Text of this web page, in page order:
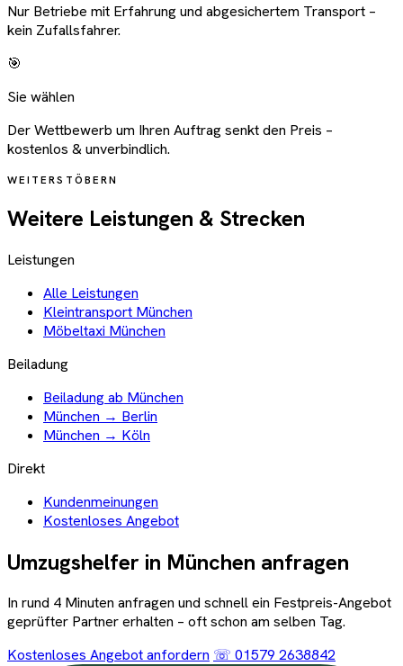
Nur Betriebe mit Erfahrung und abgesichertem Transport –
kein Zufallsfahrer.
🎯
Sie wählen
Der Wettbewerb um Ihren Auftrag senkt den Preis –
kostenlos & unverbindlich.
WEITERSTÖBERN
Weitere Leistungen & Strecken
Leistungen
Alle Leistungen
Kleintransport München
Möbeltaxi München
Beiladung
Beiladung ab München
München → Berlin
München → Köln
Direkt
Kundenmeinungen
Kostenloses Angebot
Umzugshelfer in München anfragen
In rund 4 Minuten anfragen und schnell ein Festpreis-Angebot
geprüfter Partner erhalten – oft schon am selben Tag.
Kostenloses Angebot anfordern ☏ 01579 2638842